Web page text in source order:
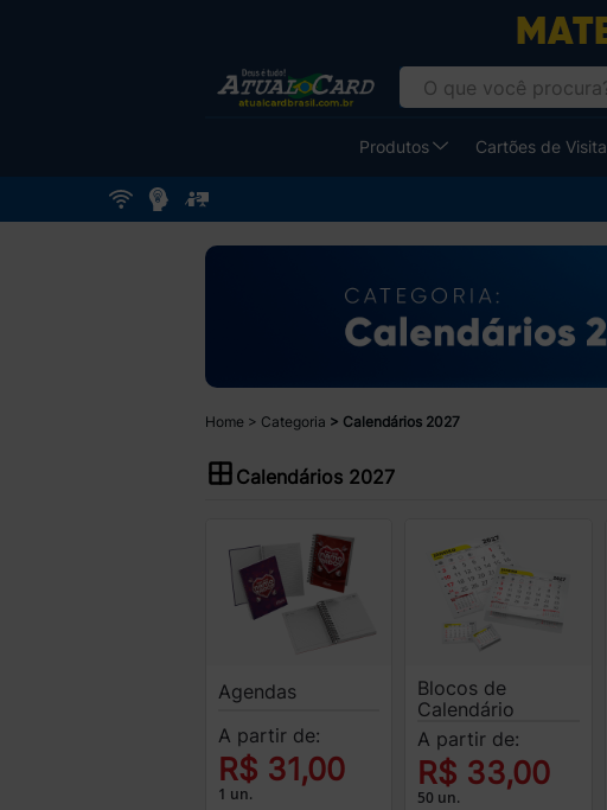
Produtos Cartões de Visita
Home Categoria Calendários 2027
Calendários 2027
Agendas
A partir de:
R$ 31,00
1 un.
Blocos de
Calendário
A partir de:
R$ 33,00
50 un.